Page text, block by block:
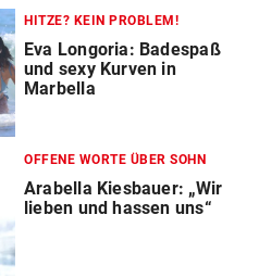
HITZE? KEIN PROBLEM!
Eva Longoria: Badespaß
und sexy Kurven in
Marbella
OFFENE WORTE ÜBER SOHN
Arabella Kiesbauer: „Wir
lieben und hassen uns“